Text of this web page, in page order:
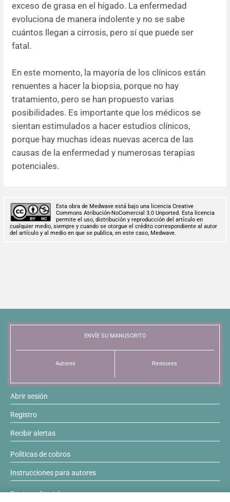
exceso de grasa en el hígado. La enfermedad
evoluciona de manera indolente y no se sabe
cuántos llegan a cirrosis, pero sí que puede ser
fatal.
En este momento, la mayoría de los clínicos están
renuentes a hacer la biopsia, porque no hay
tratamiento, pero se han propuesto varias
posibilidades. Es importante que los médicos se
sientan estimulados a hacer estudios clínicos,
porque hay muchas ideas nuevas acerca de las
causas de la enfermedad y numerosas terapias
potenciales.
Esta obra de Medwave está bajo una licencia Creative
Commons Atribución-NoComercial 3.0 Unported. Esta licencia
permite el uso, distribución y reproducción del artículo en
cualquier medio, siempre y cuando se otorgue el crédito correspondiente al autor
del artículo y al medio en que se publica, en este caso, Medwave.
ENVÍE SU MANUSCRITO
Autores Revisores
Abrir sesión
Registro
Recibir alertas
Políticas de cobros
Instrucciones para autores
Equipo editorial